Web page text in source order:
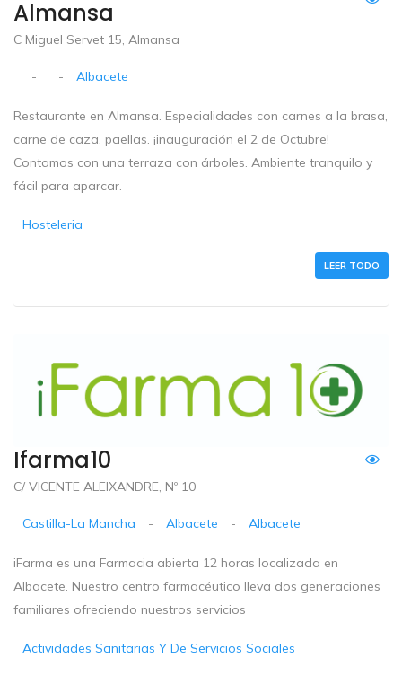
Almansa
C Miguel Servet 15, Almansa
- - Albacete
Restaurante en Almansa. Especialidades con carnes a la brasa,
carne de caza, paellas. ¡inauguración el 2 de Octubre!
Contamos con una terraza con árboles. Ambiente tranquilo y
fácil para aparcar.
Hosteleria
LEER TODO
Ifarma10
C/ VICENTE ALEIXANDRE, Nº 10
Castilla-La Mancha - Albacete - Albacete
iFarma es una Farmacia abierta 12 horas localizada en
Albacete. Nuestro centro farmacéutico lleva dos generaciones
familiares ofreciendo nuestros servicios
Actividades Sanitarias Y De Servicios Sociales